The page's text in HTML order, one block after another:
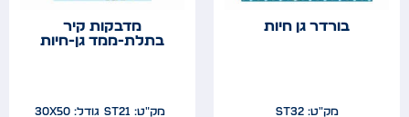
בורדר גן חיות
מק"ט: ST32
מדבקות קיר
בתלת-ממד גן-חיות
מק"ט: ST21 גודל: 30x50